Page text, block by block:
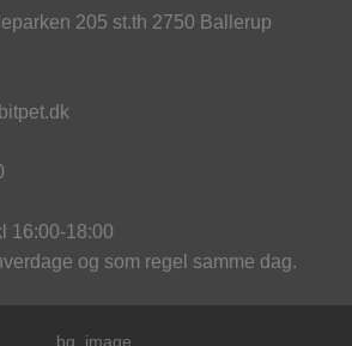
205 st.th 2750 Ballerup
16:00-18:00
og som regel samme dag.